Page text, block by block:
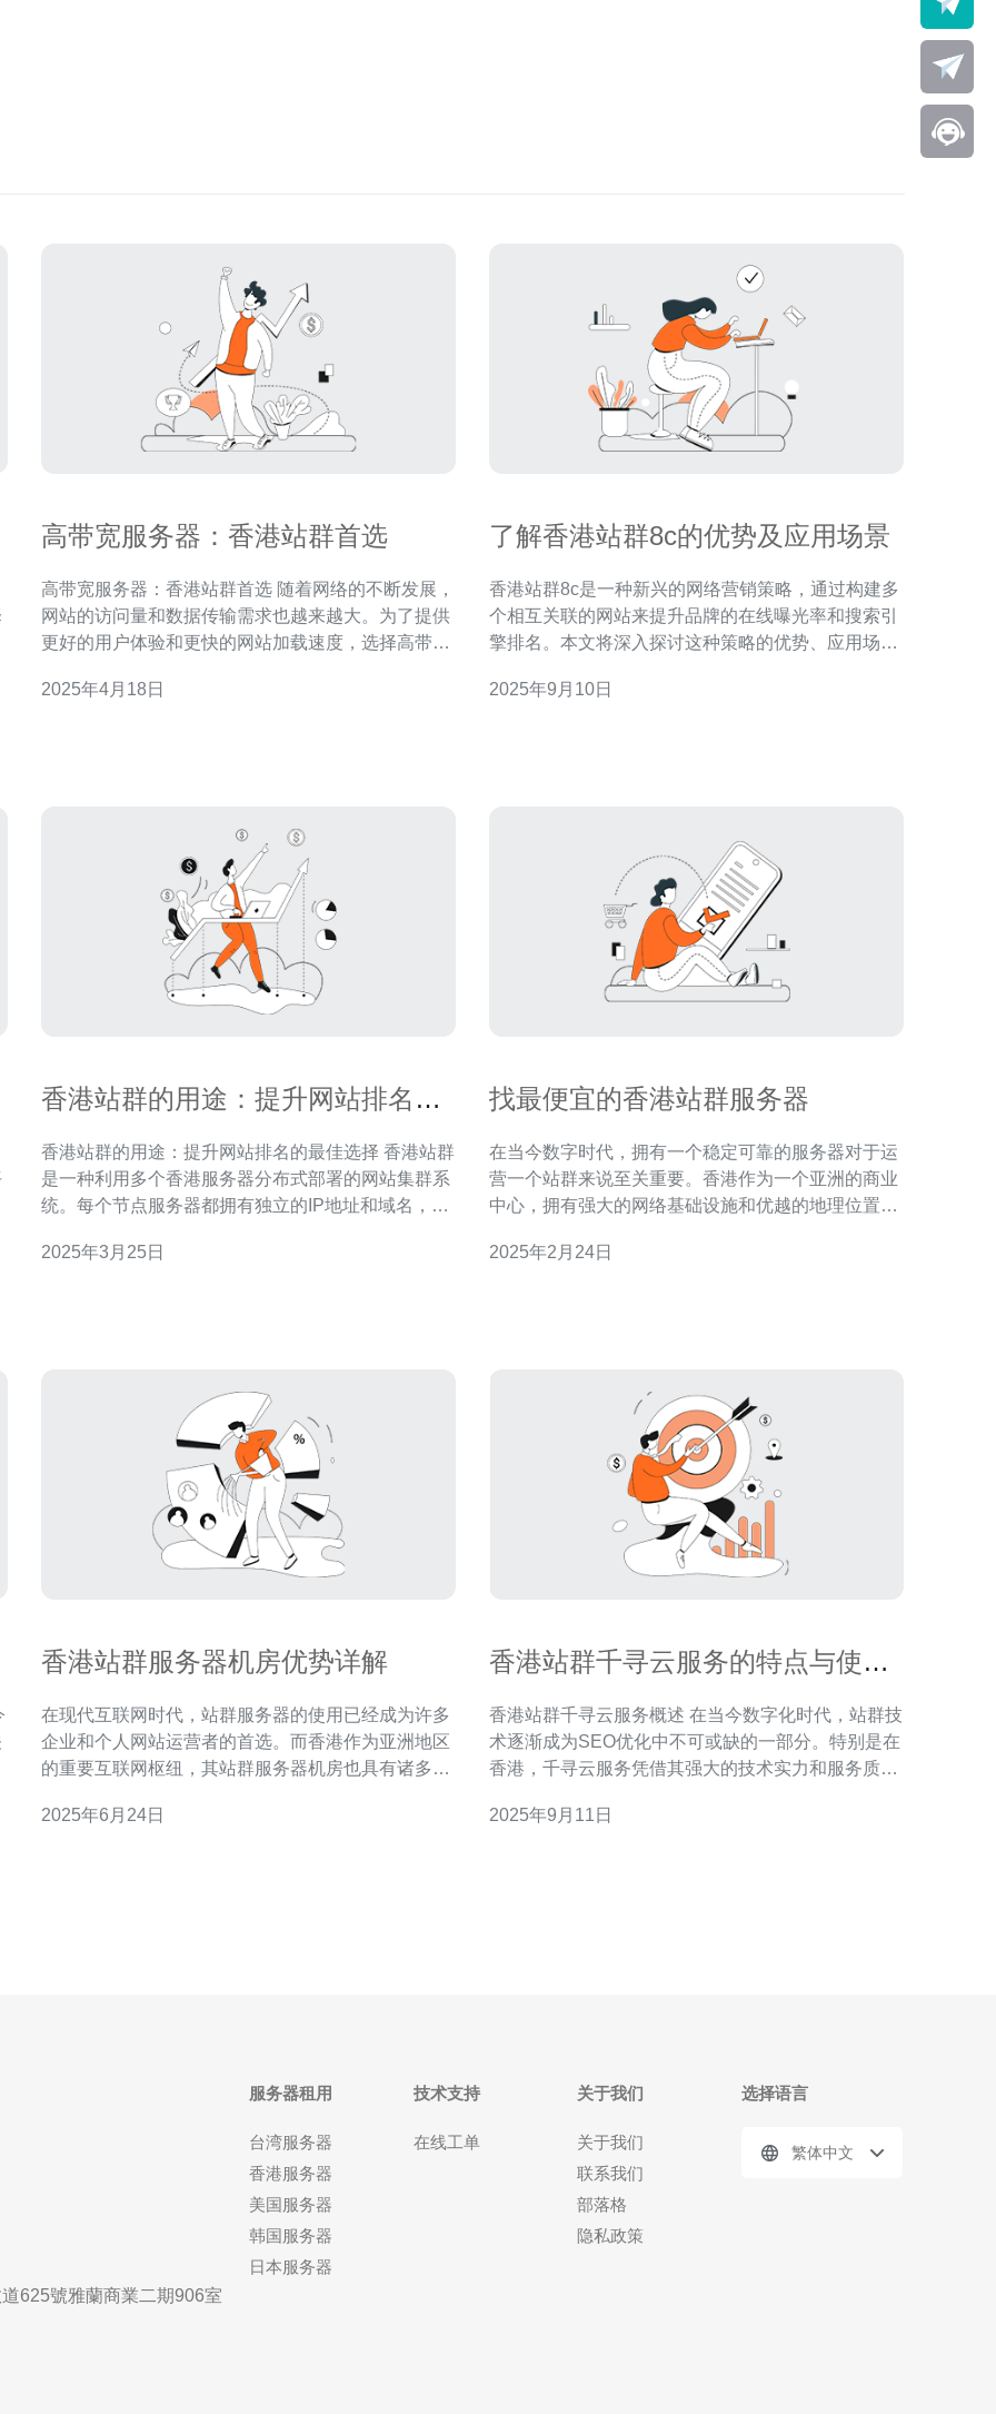
高带宽服务器：香港站群首选
高带宽服务器：香港站群首选 随着网络的不断发展，
网站的访问量和数据传输需求也越来越大。为了提供
更好的用户体验和更快的网站加载速度，选择高带宽
数据传输速率，让用户能够更快地访问和浏览网站内
2025年4月18日
了解香港站群8c的优势及应用场景
香港站群8c是一种新兴的网络营销策略，通过构建多
个相互关联的网站来提升品牌的在线曝光率和搜索引
擎排名。本文将深入探讨这种策略的优势、应用场景
这一技术。 香港站群8c的优势是什么？ 香港站群8c
2025年9月10日
香港站群的用途：提升网站排名的
香港站群的用途：提升网站排名的最佳选择 香港站群
是一种利用多个香港服务器分布式部署的网站集群系
统。每个节点服务器都拥有独立的IP地址和域名，通
其他方式，具有以下优势：
2025年3月25日
找最便宜的香港站群服务器
在当今数字时代，拥有一个稳定可靠的服务器对于运
营一个站群来说至关重要。香港作为一个亚洲的商业
中心，拥有强大的网络基础设施和优越的地理位置，
的香港站群服务器成为了许多站长的关注焦点。 在寻
2025年2月24日
香港站群服务器机房优势详解
在现代互联网时代，站群服务器的使用已经成为许多
企业和个人网站运营者的首选。而香港作为亚洲地区
的重要互联网枢纽，其站群服务器机房也具有诸多优
势。 香港处于亚洲的中心位置，毗邻中国大陆，以及
2025年6月24日
香港站群千寻云服务的特点与使用
香港站群千寻云服务概述 在当今数字化时代，站群技
术逐渐成为SEO优化中不可或缺的一部分。特别是在
香港，千寻云服务凭借其强大的技术实力和服务质
港站群千寻云服务的特点与使用效果，帮助您更好地
2025年9月11日
625號雅蘭商業二期906室
服务器租用
台湾服务器
香港服务器
美国服务器
韩国服务器
日本服务器
技术支持
在线工单
关于我们
关于我们
联系我们
部落格
隐私政策
选择语言
繁体中文